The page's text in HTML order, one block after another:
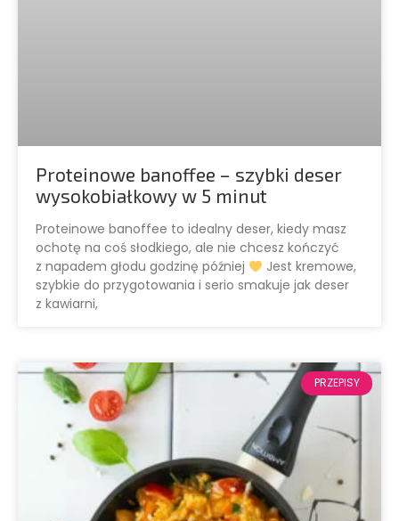
Proteinowe banoffee – szybki deser
wysokobiałkowy w 5 minut
Proteinowe banoffee to idealny deser, kiedy masz
ochotę na coś słodkiego, ale nie chcesz kończyć
z napadem głodu godzinę później
Jest kremowe,
szybkie do przygotowania i serio smakuje jak deser
z kawiarni,
PRZEPISY